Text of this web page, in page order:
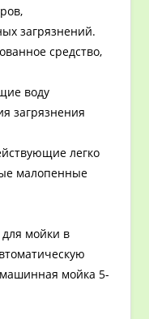
загрязнений.
средство,
воду
загрязнения
легко
малопенные
для мойки в
мойка 5-